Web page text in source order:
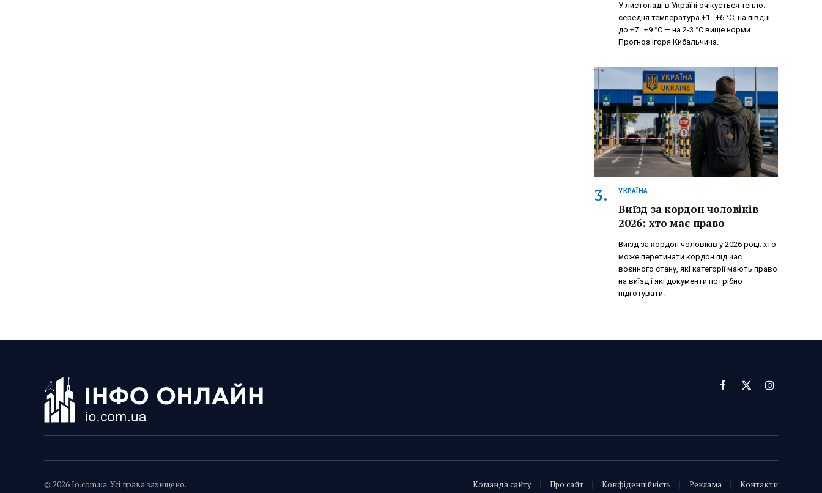
У листопаді в Україні очікується тепло:
середня температура +1…+6 °C, на півдні
до +7…+9 °C — на 2-3 °C вище норми.
Прогноз Ігоря Кибальчича.
УКРАЇНА
Виїзд за кордон чоловіків
2026: хто має право
Виїзд за кордон чоловіків у 2026 році: хто
може перетинати кордон під час
воєнного стану, які категорії мають право
на виїзд і які документи потрібно
підготувати.
Facebook
X
Instagram
© 2026 Io.com.ua. Усі права захищено. Команда сайту Про сайт Конфіденційність Реклама Контакти